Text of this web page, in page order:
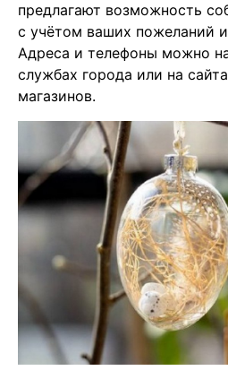
предлагают возможность
с учётом ваших пожеланий
Адреса и телефоны можно
службах города или на
магазинов.